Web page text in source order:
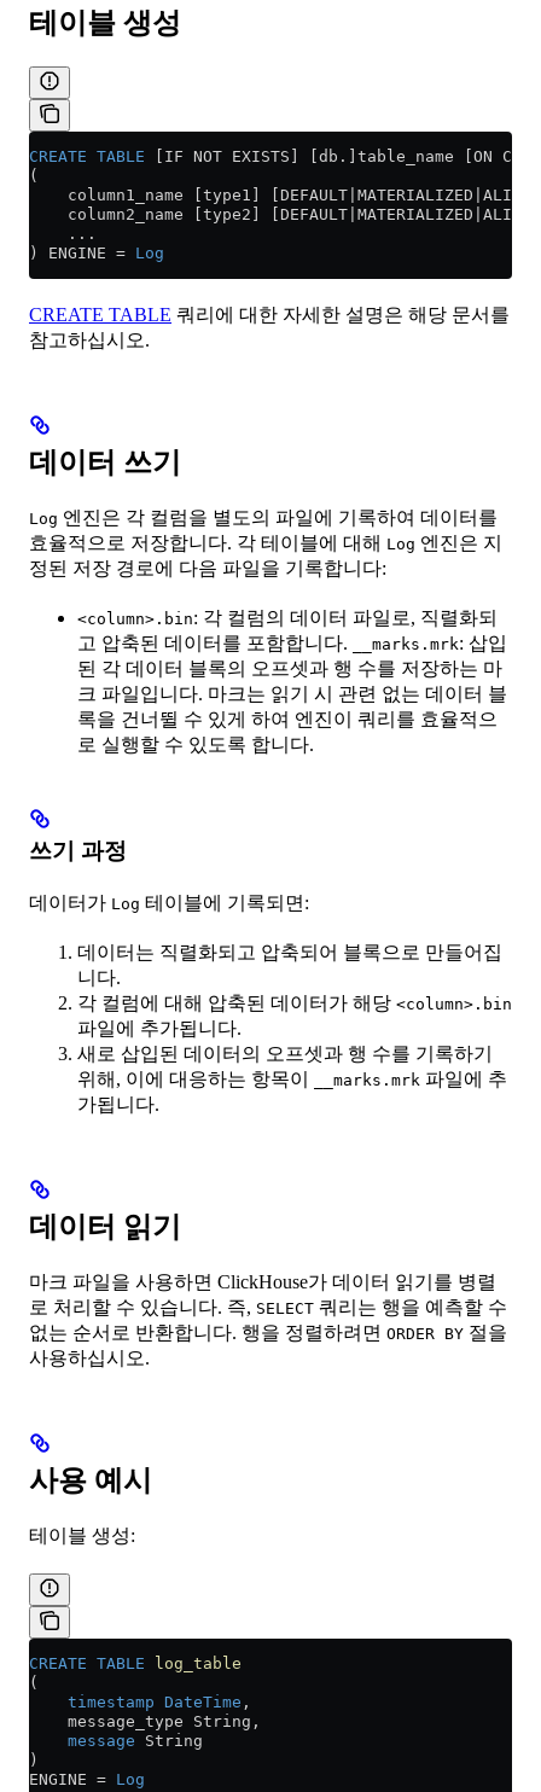
테이블 생성
CREATE TABLE [IF NOT EXISTS] [db.]table_name [ON
(
column1_name [type1] [DEFAULT|MATERIALIZED|ALIAS
column2_name [type2] [DEFAULT|MATERIALIZED|ALIAS
    ...
) ENGINE = Log
CREATE TABLE 쿼리에 대한 자세한 설명은 해당 문서를
참고하십시오.
데이터 쓰기
Log 엔진은 각 컬럼을 별도의 파일에 기록하여 데이터를
효율적으로 저장합니다. 각 테이블에 대해 Log 엔진은 지
정된 저장 경로에 다음 파일을 기록합니다:
<column>.bin: 각 컬럼의 데이터 파일로, 직렬화되
고 압축된 데이터를 포함합니다.
__marks.mrk: 삽입
된 각 데이터 블록의 오프셋과 행 수를 저장하는 마
크 파일입니다. 마크는 읽기 시 관련 없는 데이터 블
록을 건너뛸 수 있게 하여 엔진이 쿼리를 효율적으
로 실행할 수 있도록 합니다.
쓰기 과정
데이터가 Log 테이블에 기록되면:
데이터는 직렬화되고 압축되어 블록으로 만들어집
니다.
각 컬럼에 대해 압축된 데이터가 해당 <column>.bin
파일에 추가됩니다.
새로 삽입된 데이터의 오프셋과 행 수를 기록하기
위해, 이에 대응하는 항목이
__marks.mrk 파일에 추
가됩니다.
데이터 읽기
마크 파일을 사용하면 ClickHouse가 데이터 읽기를 병렬
로 처리할 수 있습니다. 즉, SELECT 쿼리는 행을 예측할 수
없는 순서로 반환합니다. 행을 정렬하려면 ORDER BY 절을
사용하십시오.
사용 예시
테이블 생성:
CREATE TABLE log_table
(
    timestamp
DateTime ,
    message_type String,
    message
String
)
ENGINE = Log